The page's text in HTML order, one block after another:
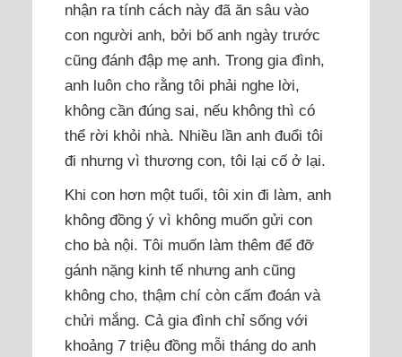
nhận ra tính cách này đã ăn sâu vào
con người anh, bởi bố anh ngày trước
cũng đánh đập mẹ anh. Trong gia đình,
anh luôn cho rằng tôi phải nghe lời,
không cần đúng sai, nếu không thì có
thể rời khỏi nhà. Nhiều lần anh đuổi tôi
đi nhưng vì thương con, tôi lại cố ở lại.
Khi con hơn một tuổi, tôi xin đi làm, anh
không đồng ý vì không muốn gửi con
cho bà nội. Tôi muốn làm thêm để đỡ
gánh nặng kinh tế nhưng anh cũng
không cho, thậm chí còn cấm đoán và
chửi mắng. Cả gia đình chỉ sống với
khoảng 7 triệu đồng mỗi tháng do anh